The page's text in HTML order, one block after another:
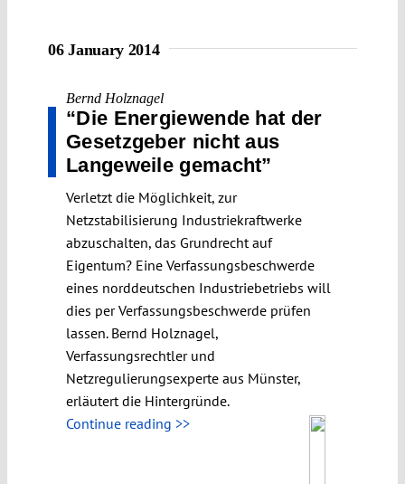
06 January 2014
Bernd Holznagel
“Die Energiewende hat der
Gesetzgeber nicht aus
Langeweile gemacht”
Verletzt die Möglichkeit, zur
Netzstabilisierung Industriekraftwerke
abzuschalten, das Grundrecht auf
Eigentum? Eine Verfassungsbeschwerde
eines norddeutschen Industriebetriebs will
dies per Verfassungsbeschwerde prüfen
lassen. Bernd Holznagel,
Verfassungsrechtler und
Netzregulierungsexperte aus Münster,
erläutert die Hintergründe.
Continue reading >>